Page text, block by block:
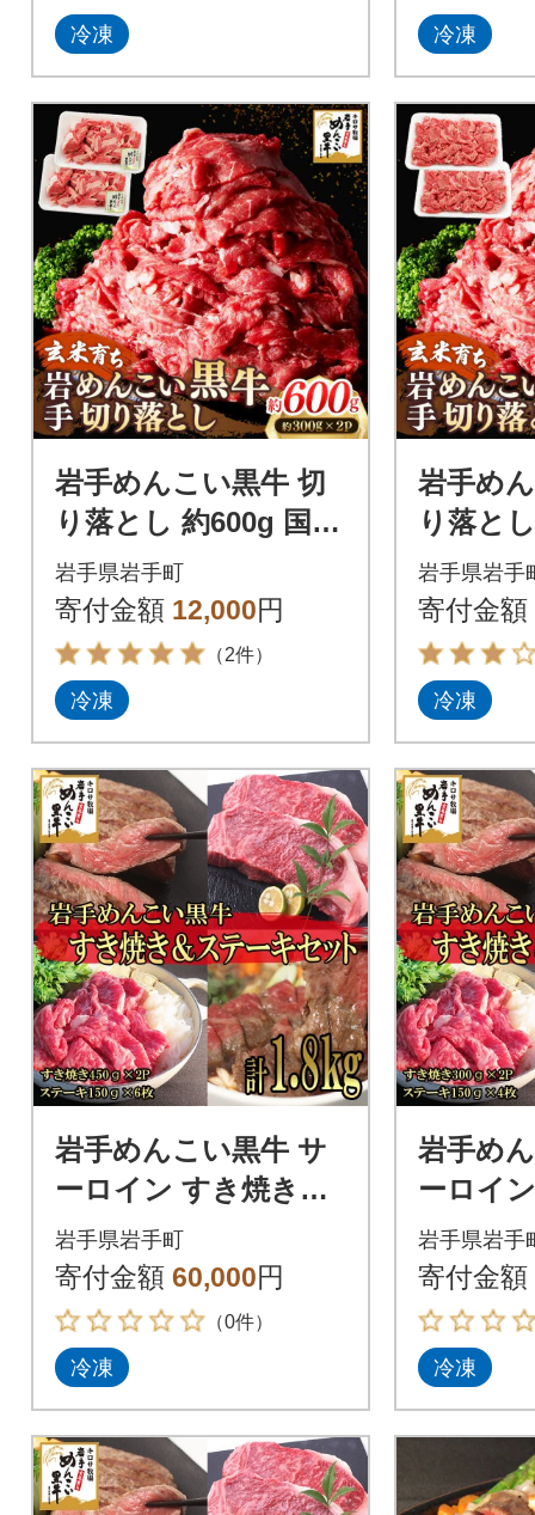
冷凍 冷凍
岩手めんこい黒牛 切
り落とし 約600g 国産
焼肉 牛丼 すき焼き 小
分け 冷凍
岩手県岩手町
寄付金額 12,000円
（2件）
冷凍
岩手め
り落とし
産 焼肉
小分け
岩手県岩手
寄付金額
冷凍
岩手めんこい黒牛 サ
ーロイン すき焼き&
ステーキセット 約1.8
kg
岩手県岩手町
寄付金額 60,000円
（0件）
冷凍
岩手め
ーロイ
ステー
kg
岩手県岩手
寄付金額
冷凍